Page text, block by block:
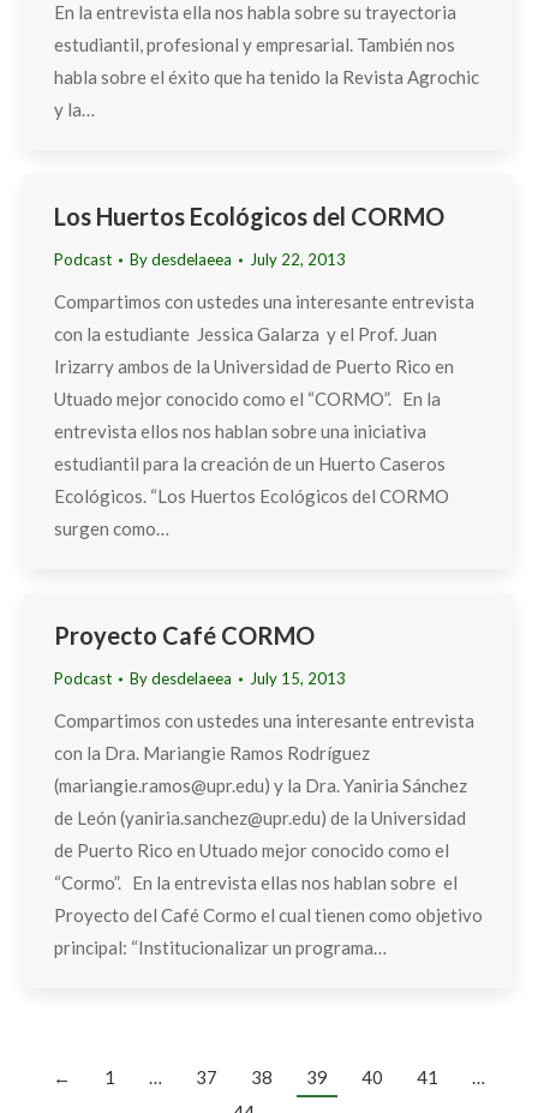
En la entrevista ella nos habla sobre su trayectoria
estudiantil, profesional y empresarial. También nos
habla sobre el éxito que ha tenido la Revista Agrochic
y la…
Los Huertos Ecológicos del CORMO
Podcast Bydesdelaeea July 22, 2013
Compartimos con ustedes una interesante entrevista
con la estudiante Jessica Galarza y el Prof. Juan
Irizarry ambos de la Universidad de Puerto Rico en
Utuado mejor conocido como el “CORMO”. En la
entrevista ellos nos hablan sobre una iniciativa
estudiantil para la creación de un Huerto Caseros
Ecológicos. “Los Huertos Ecológicos del CORMO
surgen como…
Proyecto Café CORMO
Podcast Bydesdelaeea July 15, 2013
Compartimos con ustedes una interesante entrevista
con la Dra. Mariangie Ramos Rodríguez
(mariangie.ramos@upr.edu) y la Dra. Yaniria Sánchez
de León (yaniria.sanchez@upr.edu) de la Universidad
de Puerto Rico en Utuado mejor conocido como el
“Cormo”. En la entrevista ellas nos hablan sobre el
Proyecto del Café Cormo el cual tienen como objetivo
principal: “Institucionalizar un programa…
← 1 … 37 38 39 40 41
…